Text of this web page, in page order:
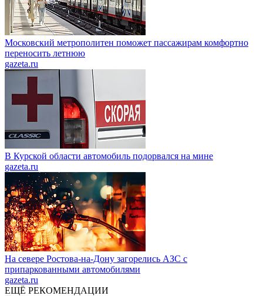
Московский метрополитен поможет пассажирам комфортно
переносить летнюю
gazeta.ru
В Курской области автомобиль подорвался на мине
gazeta.ru
На севере Ростова-на-Дону загорелись АЗС с
припаркованными автомобилями
gazeta.ru
ЕЩЁ РЕКОМЕНДАЦИИ